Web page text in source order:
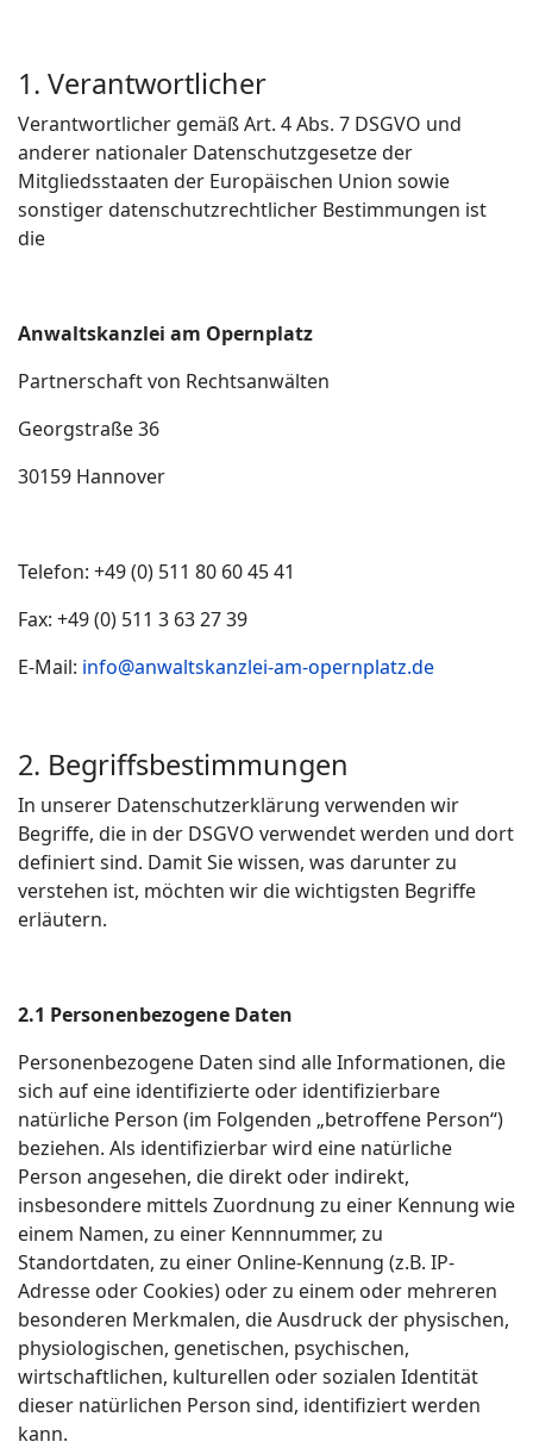
1. Verantwortlicher
Verantwortlicher gemäß Art. 4 Abs. 7 DSGVO und
anderer nationaler Datenschutzgesetze der
Mitgliedsstaaten der Europäischen Union sowie
sonstiger datenschutzrechtlicher Bestimmungen ist
die
Anwaltskanzlei am Opernplatz
Partnerschaft von Rechtsanwälten
Georgstraße 36
30159 Hannover
Telefon: +49 (0) 511 80 60 45 41
Fax: +49 (0) 511 3 63 27 39
E-Mail: info@anwaltskanzlei-am-opernplatz.de
2. Begriffsbestimmungen
In unserer Datenschutzerklärung verwenden wir
Begriffe, die in der DSGVO verwendet werden und dort
definiert sind. Damit Sie wissen, was darunter zu
verstehen ist, möchten wir die wichtigsten Begriffe
erläutern.
2.1 Personenbezogene Daten
Personenbezogene Daten sind alle Informationen, die
sich auf eine identifizierte oder identifizierbare
natürliche Person (im Folgenden „betroffene Person“)
beziehen. Als identifizierbar wird eine natürliche
Person angesehen, die direkt oder indirekt,
insbesondere mittels Zuordnung zu einer Kennung wie
einem Namen, zu einer Kennnummer, zu
Standortdaten, zu einer Online-Kennung (z.B. IP-
Adresse oder Cookies) oder zu einem oder mehreren
besonderen Merkmalen, die Ausdruck der physischen,
physiologischen, genetischen, psychischen,
wirtschaftlichen, kulturellen oder sozialen Identität
dieser natürlichen Person sind, identifiziert werden
kann.